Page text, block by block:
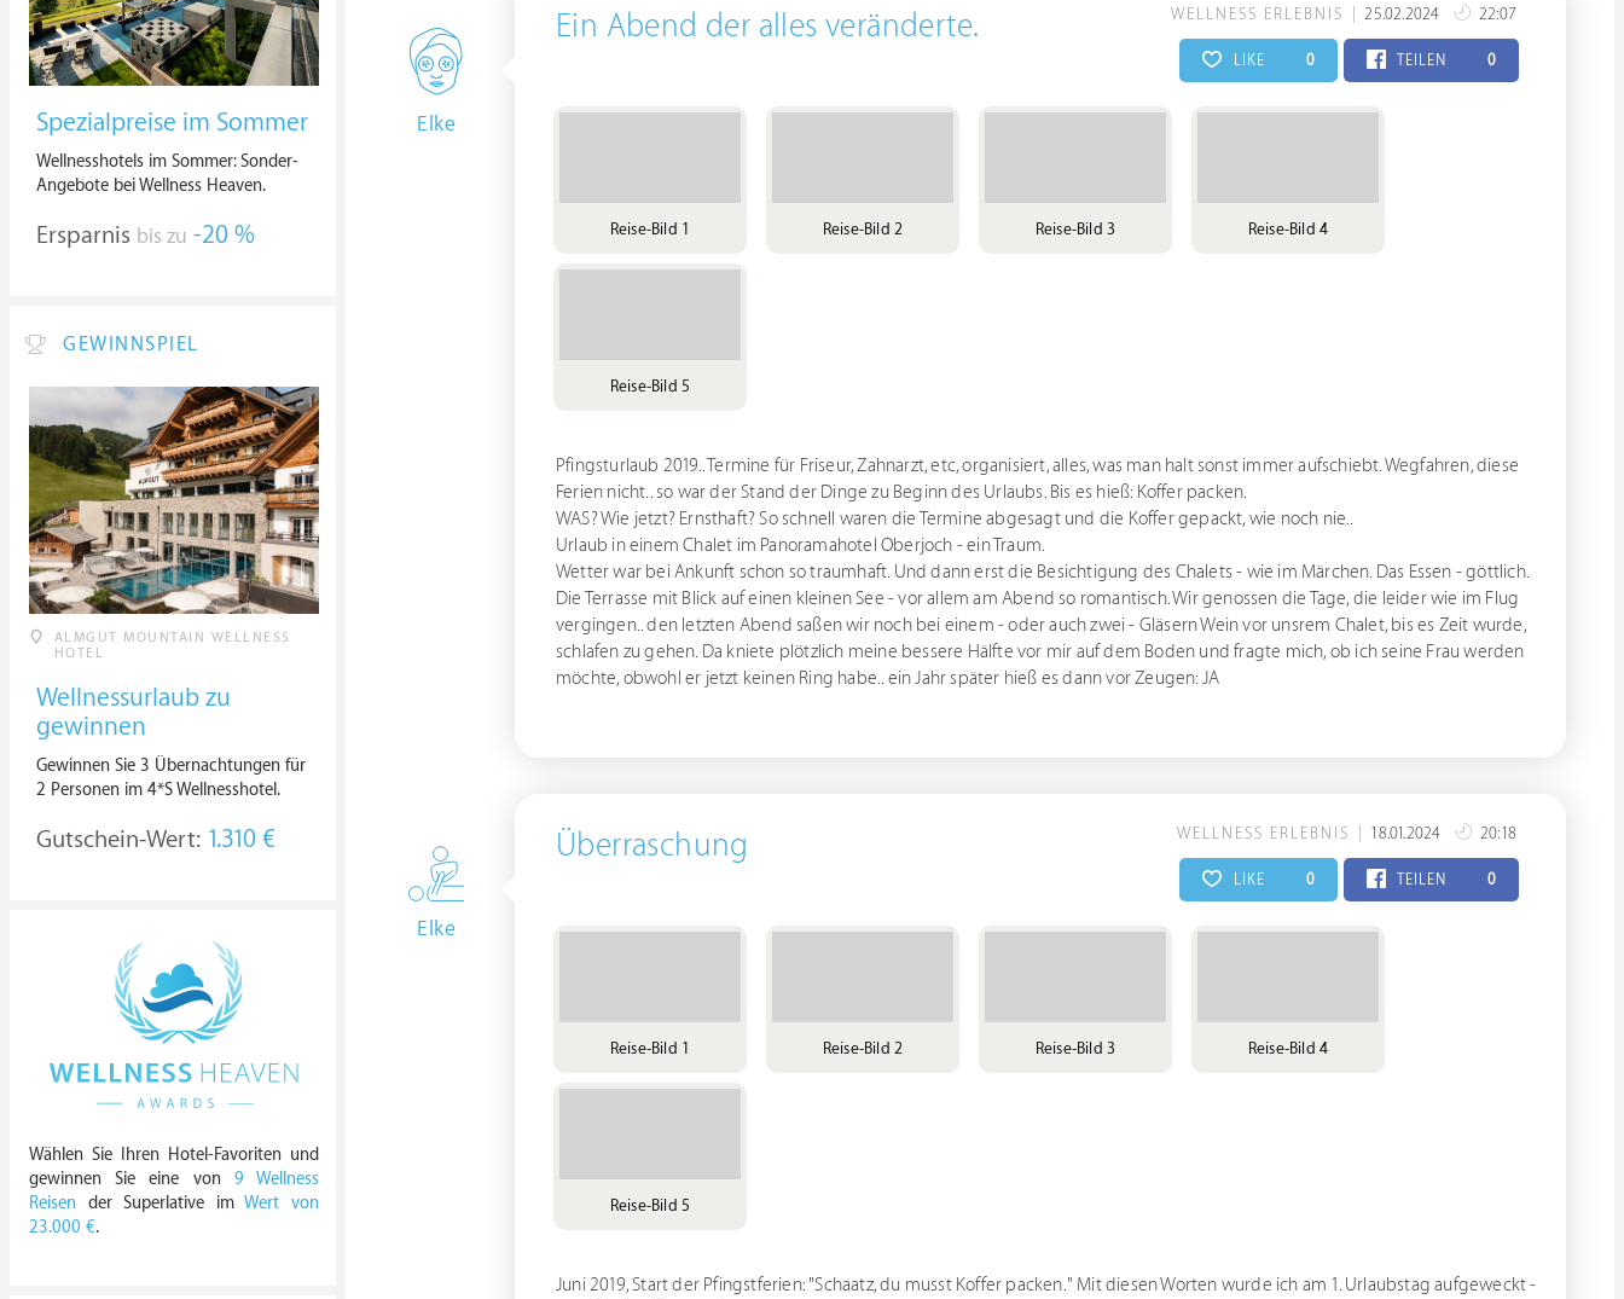
Elke
WELLNESS ERLEBNIS 25.02.2024 22:07
LIKE 0 TEILEN 0
Ein Abend der alles veränderte.
Reise-Bild 1 Reise-Bild 2 Reise-Bild 3 Reise-Bild 4
Reise-Bild 5
Pfingsturlaub 2019.. Termine für Friseur, Zahnarzt, etc, organisiert, alles, was man halt sonst immer aufschiebt. Wegfahren, diese
Ferien nicht.. so war der Stand der Dinge zu Beginn des Urlaubs. Bis es hieß: Koffer packen.
WAS? Wie jetzt? Ernsthaft? So schnell waren die Termine abgesagt und die Koffer gepackt, wie noch nie..
Urlaub in einem Chalet im Panoramahotel Oberjoch - ein Traum.
Wetter war bei Ankunft schon so traumhaft. Und dann erst die Besichtigung des Chalets - wie im Märchen. Das Essen - göttlich.
Die Terrasse mit Blick auf einen kleinen See - vor allem am Abend so romantisch. Wir genossen die Tage, die leider wie im Flug
vergingen.. den letzten Abend saßen wir noch bei einem - oder auch zwei - Gläsern Wein vor unsrem Chalet, bis es Zeit wurde,
schlafen zu gehen. Da kniete plötzlich meine bessere Hälfte vor mir auf dem Boden und fragte mich, ob ich seine Frau werden
möchte, obwohl er jetzt keinen Ring habe.. ein Jahr später hieß es dann vor Zeugen: JA
Elke
WELLNESS ERLEBNIS 18.01.2024 20:18
LIKE 0 TEILEN 0
Überraschung
Reise-Bild 1 Reise-Bild 2 Reise-Bild 3 Reise-Bild 4
Reise-Bild 5
Juni 2019, Start der Pfingstferien: "Schaatz, du musst Koffer packen." Mit diesen Worten wurde ich am 1. Urlaubstag aufgeweckt -
Spezialpreise im Sommer
Wellnesshotels im Sommer: Sonder-
Angebote bei Wellness Heaven.
Ersparnis bis zu -20 %
GEWINNSPIEL
ALMGUT MOUNTAIN WELLNESS
HOTEL
Wellnessurlaub zu
gewinnen
Gewinnen Sie 3 Übernachtungen für
2 Personen im 4*S Wellnesshotel.
Gutschein-Wert: 1.310 €
Wählen Sie Ihren Hotel-Favoriten und
gewinnen Sie eine von 9 Wellness
Reisen der Superlative imWert von
23.000 €.